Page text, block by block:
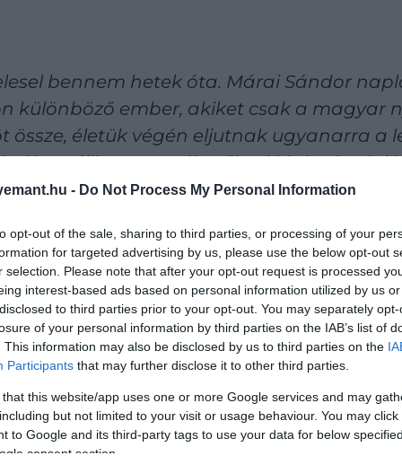
- Do Not Process My Personal Information
opt-out of the sale, sharing to third parties, or processing of your
for targeted advertising by us, please use the below opt-out
selection. Please note that after your opt-out request is processed
interest-based ads based on personal information utilized by us
to third parties prior to your opt-out. You may separately
of your personal information by third parties on the IAB’s list of
This information may also be disclosed by us to third parties on the
Participants that may further disclose it to other third parties.
that this website/app uses one or more Google services and may
but not limited to your visit or usage behaviour. You may
to Google and its third-party tags to use your data for below
bennem hetek óta. Márai Sándor
különböző ember, akiket csak a magyar
életük végén eljutnak ugyanarra a
beszélik meg az élettől való búcsú
be. Nagyon nem márais és nagyon nem
egykori ifjúkori újságíró
is velük történne. Aztán amikor ezt
csönd következik. Öt évvel az első
Matzner Lolával, ebből 62 évig voltak
korának legszebb, ünnepelt